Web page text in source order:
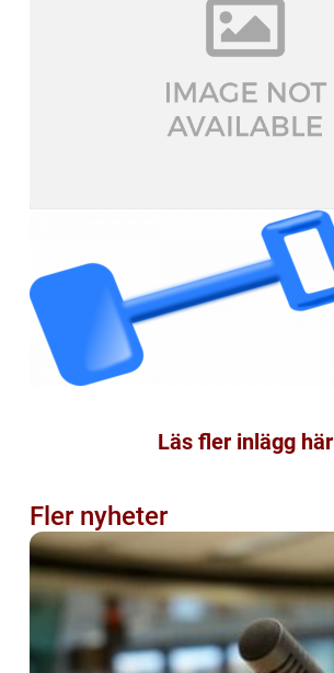
Läs fler inlägg här
Fler nyheter